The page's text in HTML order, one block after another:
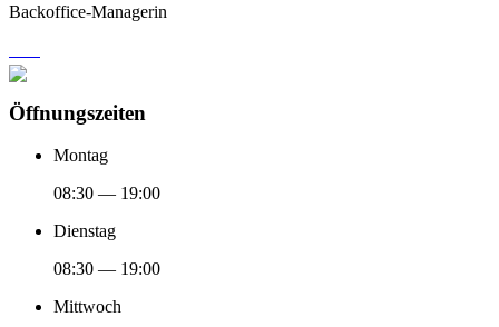
Backoffice-Managerin
Öffnungszeiten
Montag
08:30 — 19:00
Dienstag
08:30 — 19:00
Mittwoch